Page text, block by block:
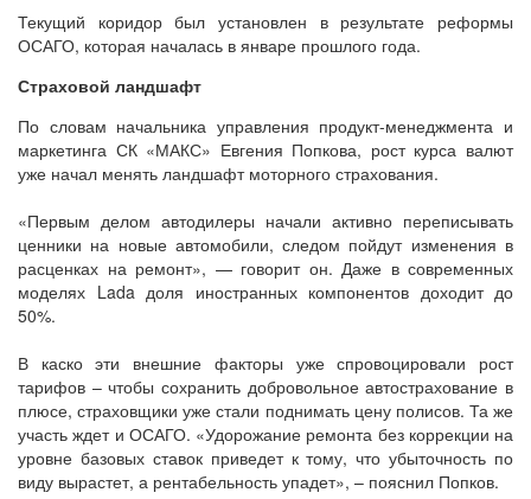
Текущий коридор был установлен в результате реформы
ОСАГО, которая началась в январе прошлого года.
Страховой ландшафт
По словам начальника управления продукт-менеджмента и
маркетинга СК «МАКС» Евгения Попкова, рост курса валют
уже начал менять ландшафт моторного страхования.
«Первым делом автодилеры начали активно переписывать
ценники на новые автомобили, следом пойдут изменения в
расценках на ремонт», — говорит он. Даже в современных
моделях Lada доля иностранных компонентов доходит до
50%.
В каско эти внешние факторы уже спровоцировали рост
тарифов – чтобы сохранить добровольное автострахование в
плюсе, страховщики уже стали поднимать цену полисов. Та же
участь ждет и ОСАГО. «Удорожание ремонта без коррекции на
уровне базовых ставок приведет к тому, что убыточность по
виду вырастет, а рентабельность упадет», – пояснил Попков.